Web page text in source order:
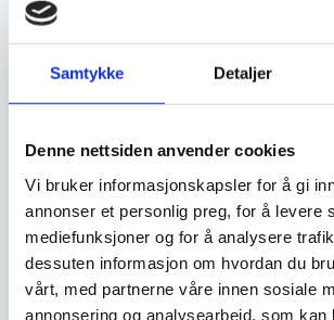
Samtykke Detaljer
Denne nettsiden anvender cookies
Vi bruker informasjonskapsler for å gi
annonser et personlig preg, for å levere
mediefunksjoner og for å analysere
dessuten informasjon om hvordan du
vårt, med partnerne våre innen sosiale
annonsering og analysearbeid, som kan
Stiftelsen Kristiansunds
hjelpekasse
A - Å gi gaver og blomster til
begravelse.
B -Å gi gaver til fortjente
til disses fødselsdager.